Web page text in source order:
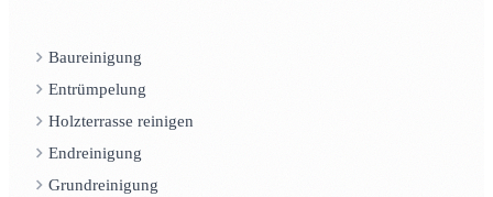
Baureinigung
Entrümpelung
Holzterrasse reinigen
Endreinigung
Grundreinigung